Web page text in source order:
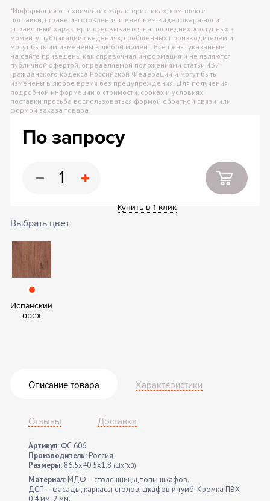
*Информация о технических характеристиках, комплекте
поставки, стране изготовления и внешнем виде товара носит
справочный характер и основывается на последних доступных к
моменту публикации сведениях, сообщенных производителем и
могут быть им изменены в любой момент. Все цены, указанные
на сайте приведены как справочная информация и не являются
публичной офертой, определяемой положениями статьи 437
Гражданского кодекса Российской Федерации и могут быть
изменены в любое время без предупреждения. Для получения
подробной информации о стоимости, сроках и условиях
поставки просьба воспользоваться формой обратной связи или
формой заказа товара.
По запросу
Купить в 1 клик
Выбрать цвет
Испанский
орех
Описание товара Характеристики
Отзывы Доставка
Артикул: ФС 606
Производитель: Россия
Размеры: 86.5x40.5x1.8 (ШхГхВ)
Материал: МДФ – столешницы, топы шкафов.
ДСП – фасады, каркасы столов, шкафов и тумб. Кромка ПВХ
0,4 мм, 2 мм.